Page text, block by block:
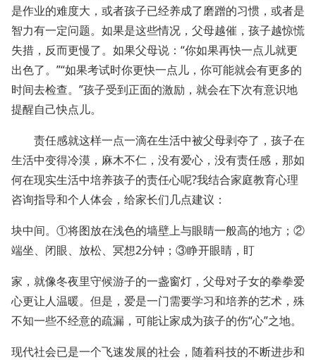
是作业的难度大，或者孩子已经养成了磨蹭的习惯，或者是
智力有一定问题。如果是这些情况，父母越催，孩子越惊慌
失措，反而更慢了。如果父母说：“你如果再快一点儿就更
出色了。”“如果考试时你更快一点儿，你可能就会有更多的
时间去检查。”孩子受到正面的激励，就会在下次有意识地
提醒自己快点儿。
责任感就这样一点一滴在生活中被父母剥夺了，孩子在
生活中变得冷漠，麻木不仁，没有爱心，没有责任感，那如
何在现实生活中培养孩子的责任心呢?我结合家庭教育心理
咨询指导和个人体会，给家长们几点建议：
块中间。①将图放在浅色的墙壁上与眼睛一般高的地方；②
端坐、闭眼、放松、冥想2分钟；③睁开眼睛，盯
家，就像冬夜里守候游子的一盏窗灯，父母对子女的拳拳爱
心更让人温暖。但是，爱是一门需要学习和培养的艺术，殊
不知一些不经意的疏漏，可能让家成为孩子的伤“心”之地。
现代社会已是一个飞速发展的社会，随着科技的不断进步和